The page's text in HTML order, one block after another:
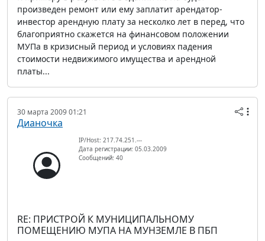
произведен ремонт или ему заплатит арендатор-
инвестор арендную плату за несколко лет в перед, что
благоприятно скажется на финансовом положении
МУПа в кризисный период и условиях падения
стоимости недвижимого имущества и арендной
платы...
30 марта 2009 01:21
Дианочка
IP/Host: 217.74.251.---
Дата регистрации: 05.03.2009
Сообщений: 40
RE: ПРИСТРОЙ К МУНИЦИПАЛЬНОМУ
ПОМЕЩЕНИЮ МУПА НА МУНЗЕМЛЕ В ПБП